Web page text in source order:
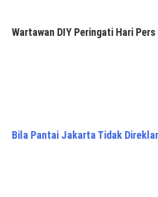
Wartawan DIY Peringati Hari
Bila Pantai Jakarta Tidak